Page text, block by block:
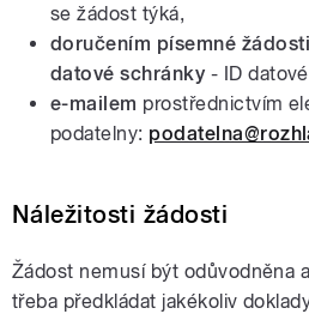
se žádost týká,
doručením písemné
datové schránky - ID
e-mailem prostřednictvím
podatelny:
Náležitosti žádosti
Žádost nemusí být odůvodněna
třeba předkládat jakékoliv